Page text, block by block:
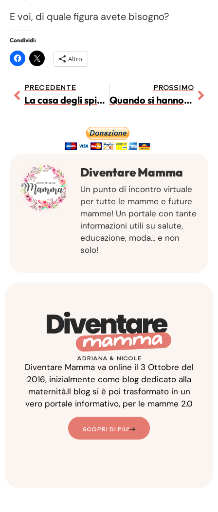
E voi, di quale figura avete bisogno?
Condividi:
Altro
PRECEDENTE
La casa degli spiriti – Recensione del libro
PROSSIMO
Quando si hanno figli é meglio sposarsi o convivere?
Diventare Mamma
Un punto di incontro virtuale
per tutte le mamme e future
mamme! Un portale con tante
informazioni utili su salute,
educazione, moda... e non
solo!
ADRIANA & NICOLE
Diventare Mamma va online il 3 Ottobre del
2016, inizialmente come blog dedicato alla
maternità.Il blog si è poi trasformato in un
vero portale informativo, per le mamme 2.0
SCOPRI DI PIU'